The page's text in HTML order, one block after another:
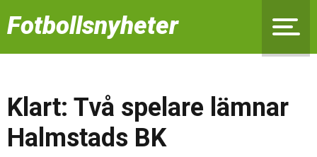
Fotbollsnyheter
Klart: Två spelare lämnar
Halmstads BK